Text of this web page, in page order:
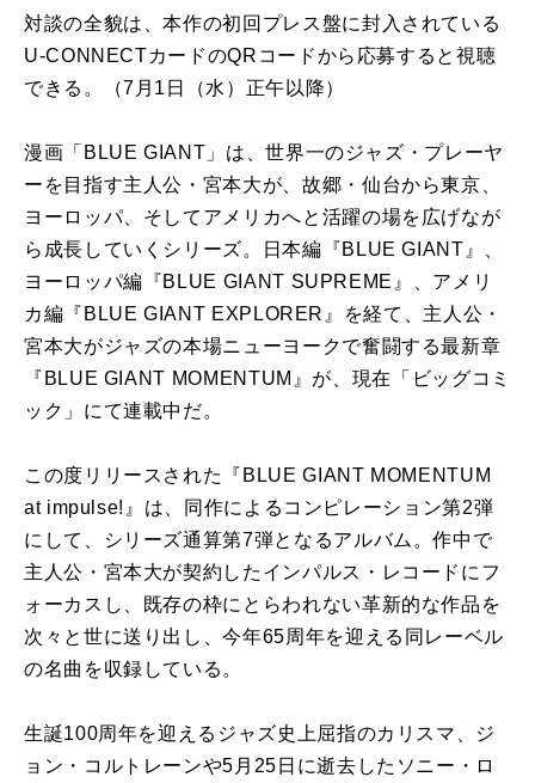
対談の全貌は、本作の初回プレス盤に封入されている
U-CONNECTカードのQRコードから応募すると視聴
できる。（7月1日（水）正午以降）
漫画「BLUE GIANT」は、世界一のジャズ・プレーヤ
ーを目指す主人公・宮本大が、故郷・仙台から東京、
ヨーロッパ、そしてアメリカへと活躍の場を広げなが
ら成長していくシリーズ。日本編『BLUE GIANT』、
ヨーロッパ編『BLUE GIANT SUPREME』、アメリ
カ編『BLUE GIANT EXPLORER』を経て、主人公・
宮本大がジャズの本場ニューヨークで奮闘する最新章
『BLUE GIANT MOMENTUM』が、現在「ビッグコミ
ック」にて連載中だ。
この度リリースされた『BLUE GIANT MOMENTUM
at impulse!』は、同作によるコンピレーション第2弾
にして、シリーズ通算第7弾となるアルバム。作中で
主人公・宮本大が契約したインパルス・レコードにフ
ォーカスし、既存の枠にとらわれない革新的な作品を
次々と世に送り出し、今年65周年を迎える同レーベル
の名曲を収録している。
生誕100周年を迎えるジャズ史上屈指のカリスマ、ジ
ョン・コルトレーンや5月25日に逝去したソニー・ロ